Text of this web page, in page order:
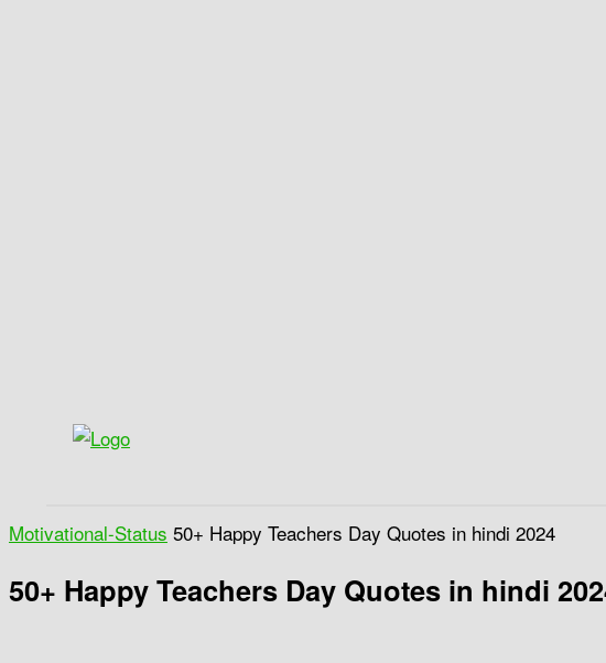
Motivational-Status 50+ Happy Teachers Day Quotes in hindi 2024
50+ Happy Teachers Day Quotes in hindi